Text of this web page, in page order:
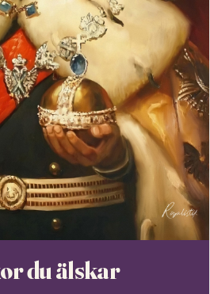
du älskar